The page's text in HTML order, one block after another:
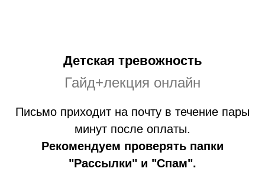
Детская тревожность
Гайд+лекция онлайн
Письмо приходит на почту в течение пары
минут после оплаты.
Рекомендуем проверять папки
"Рассылки" и "Спам".